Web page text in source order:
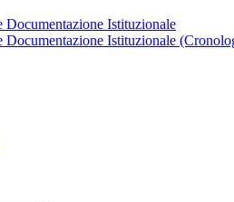
Documentazione Istituzionale
Documentazione Istituzionale